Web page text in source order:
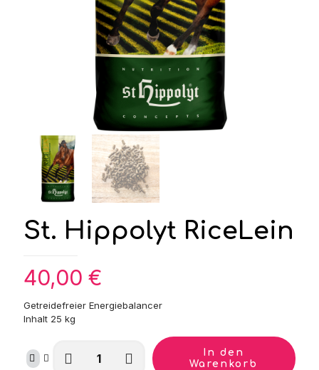
St. Hippolyt RiceLein
40,00 €
Getreidefreier Energiebalancer
Inhalt 25 kg
In den
Warenkorb